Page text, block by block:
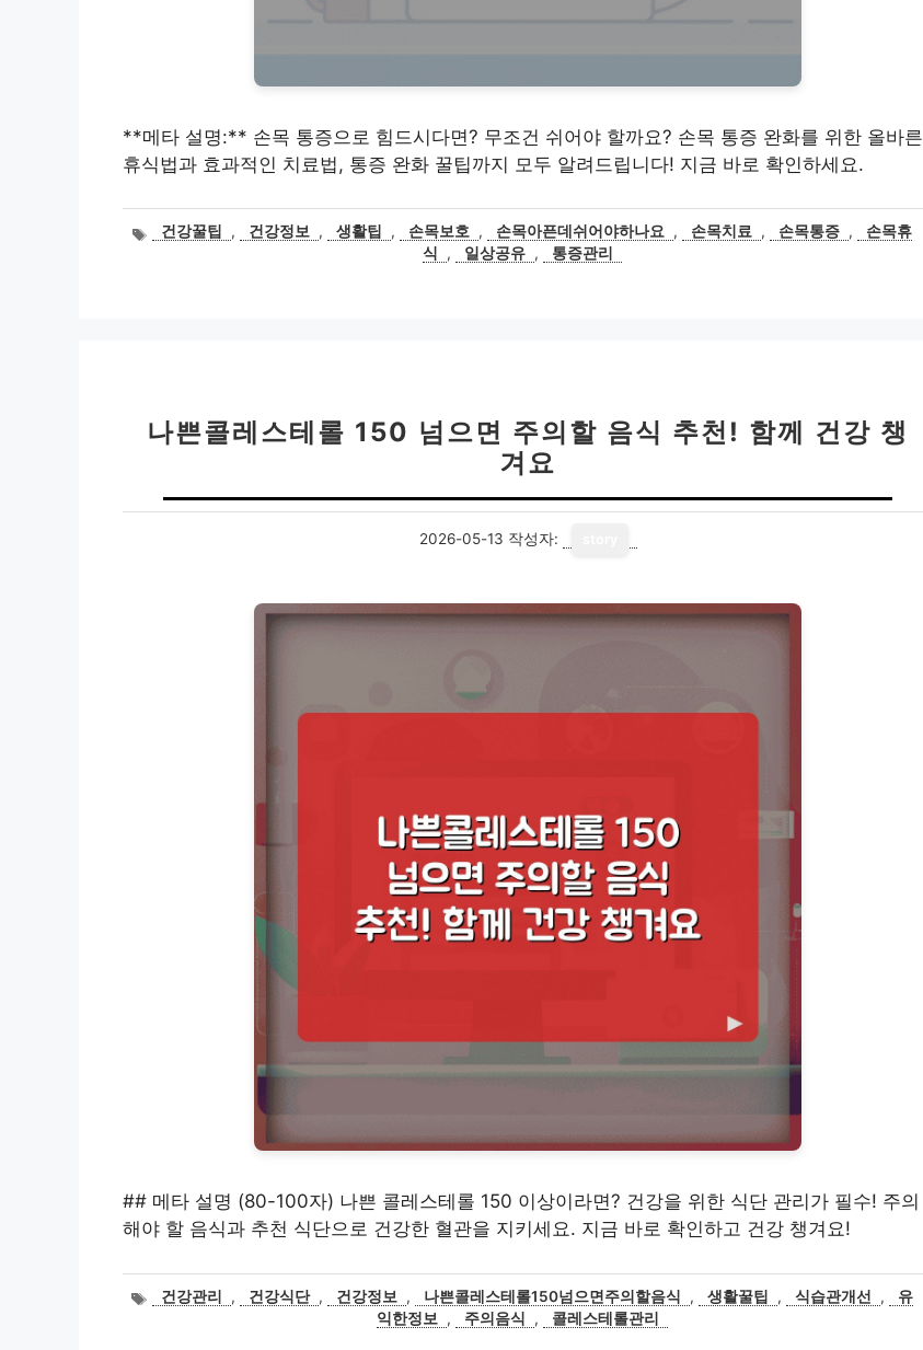
**메타 설명:** 손목 통증으로 힘드시다면? 무조건 쉬어야 할까요? 손목 통증 완화를 위한 올바른
휴식법과 효과적인 치료법, 통증 완화 꿀팁까지 모두 알려드립니다! 지금 바로 확인하세요.
태건강꿀팁 , 건강정보 , 생활팁 , 손목보호 , 손목아픈데쉬어야하나요 , 손목치료 , 손목통증 ,
손목휴
식
, 일상공유 , 통증관리
나쁜콜레스테롤 150 넘으면 주의할 음식 추천! 함께 건강 챙
겨요
2026-05-13 작성자:
## 메타 설명 (80-100자) 나쁜 콜레스테롤 150 이상이라면? 건강을 위한 식단 관리가 필수! 주의
해야 할 음식과 추천 식단으로 건강한 혈관을 지키세요. 지금 바로 확인하고 건강 챙겨요!
태건강관리 , 건강식단 , 건강정보 , 나쁜콜레스테롤150넘으면주의할음식 , 생활꿀팁 , 식습관개선 ,
유
익한정보
, 주의음식 , 콜레스테롤관리